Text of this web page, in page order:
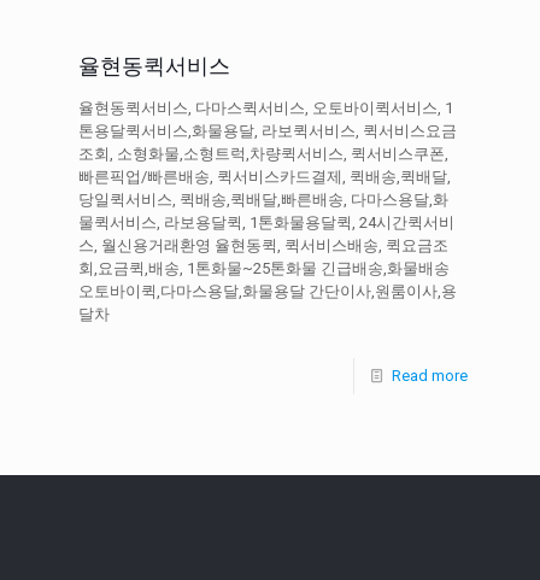
율현동퀵서비스
율현동퀵서비스, 다마스퀵서비스, 오토바이퀵서비스, 1
톤용달퀵서비스,화물용달, 라보퀵서비스, 퀵서비스요금
조회, 소형화물,소형트럭,차량퀵서비스, 퀵서비스쿠폰,
빠른픽업/빠른배송, 퀵서비스카드결제, 퀵배송,퀵배달,
당일퀵서비스, 퀵배송,퀵배달,빠른배송, 다마스용달,화
물퀵서비스, 라보용달퀵, 1톤화물용달퀵, 24시간퀵서비
스, 월신용거래환영 율현동퀵, 퀵서비스배송, 퀵요금조
회,요금퀵,배송, 1톤화물~25톤화물 긴급배송,화물배송
오토바이퀵,다마스용달,화물용달 간단이사,원룸이사,용
달차
Read more